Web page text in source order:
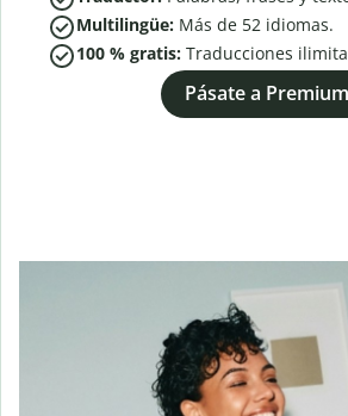
Multilingüe: Más de 52 idiomas.
100 % gratis: Traducciones
Pásate a Premium